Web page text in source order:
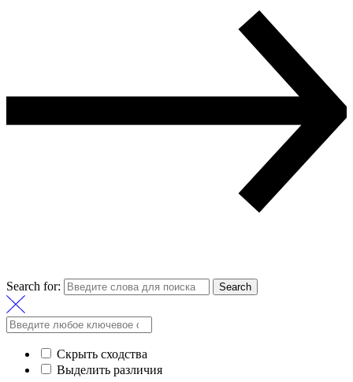
Search for: Search
Скрыть сходства
Выделить различия